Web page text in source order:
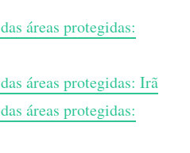
áreas protegidas:
áreas protegidas: Irã
áreas protegidas: